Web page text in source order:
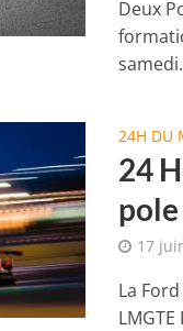
Deux
24H DU
24
pole
17
La